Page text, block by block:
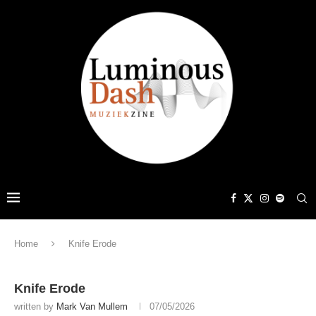
Home Knife Erode
Knife Erode
written by Mark Van Mullem 07/05/2026